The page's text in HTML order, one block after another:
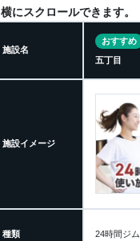
にスクロールできます。
施設名
おすすめ
五丁目
施設イメージ
種類 24時間ジム